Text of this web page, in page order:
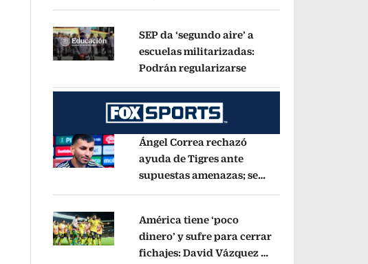
Opens in new window
SEP da ‘segundo aire’ a
escuelas militarizadas:
Podrán regularizarseOpens in new window
Opens in new window
Ángel Correa rechazó
ayuda de Tigres ante
supuestas amenazas; se
Opens in new window
América tiene ‘poco
dinero’ y sufre para cerrar
fichajes: David Vázquez se